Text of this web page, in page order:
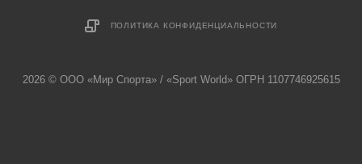
ПОЛИТИКА КОНФИДЕНЦИАЛЬНОСТИ
2026 © ООО «Мир Спорта» / «Sport World» ОГРН 1107746925615